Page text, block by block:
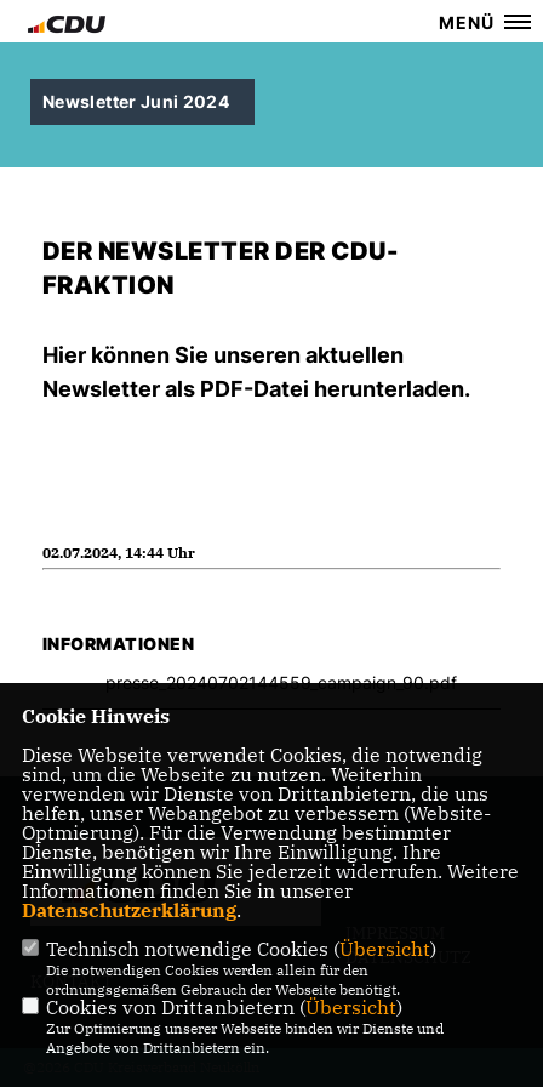
MENÜ
Newsletter Juni 2024
DER NEWSLETTER DER CDU-
FRAKTION
Hier können Sie unseren aktuellen
Newsletter als PDF-Datei herunterladen.
02.07.2024, 14:44 Uhr
INFORMATIONEN
presse_20240702144559_campaign_90.pdf
DATENSCHUTZ
KONTAKT
Cookie Hinweis
Diese Webseite verwendet Cookies, die notwendig
sind, um die Webseite zu nutzen. Weiterhin
verwenden wir Dienste von Drittanbietern, die uns
helfen, unser Webangebot zu verbessern (Website-
Optmierung). Für die Verwendung bestimmter
Dienste, benötigen wir Ihre Einwilligung. Ihre
Einwilligung können Sie jederzeit widerrufen. Weitere
Informationen finden Sie in unserer
Datenschutzerklärung.
Technisch notwendige Cookies (Übersicht)
Die notwendigen Cookies werden allein für den
ordnungsgemäßen Gebrauch der Webseite benötigt.
Cookies von Drittanbietern (Übersicht)
Zur Optimierung unserer Webseite binden wir Dienste und
Angebote von Drittanbietern ein.